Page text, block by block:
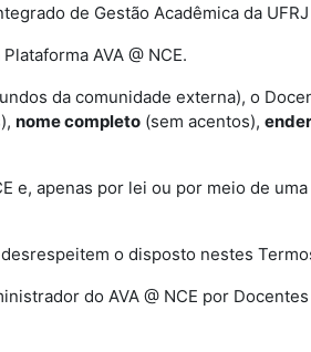
de Gestão Acadêmica da UFRJ
AVA @ NCE.
da comunidade externa), o
nome completo (sem acentos),
e, apenas por lei ou por meio de
o disposto nestes
do AVA @ NCE por